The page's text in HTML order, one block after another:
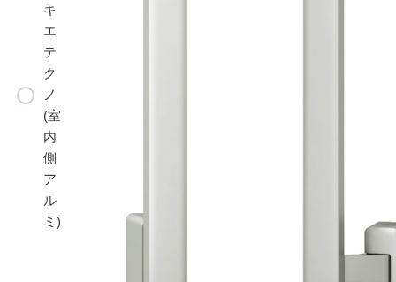
キ
エ
テ
ク
ノ
(室
内
側
ア
ル
ミ)